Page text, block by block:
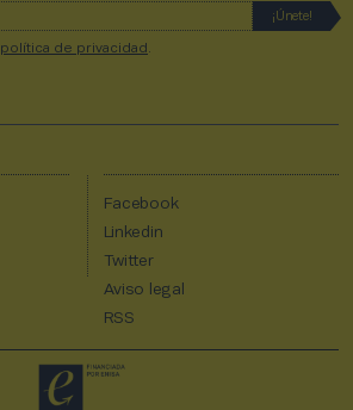
política de privacidad
Facebook
Linkedin
Twitter
Aviso legal
RSS